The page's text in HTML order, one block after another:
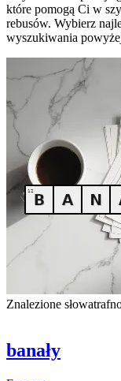
które pomogą Ci w
rebusów. Wybierz
wyszukiwania
Znalezione słowa
banały